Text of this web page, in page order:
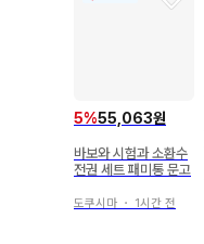
5%55,063원
바보와 시험과 소환수
전권 세트 패미통 문고
도쿠시마 ・ 1시간 전